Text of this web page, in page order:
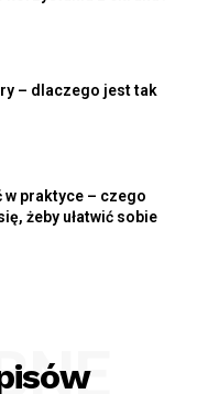
– dlaczego jest tak
praktyce – czego
żeby ułatwić sobie